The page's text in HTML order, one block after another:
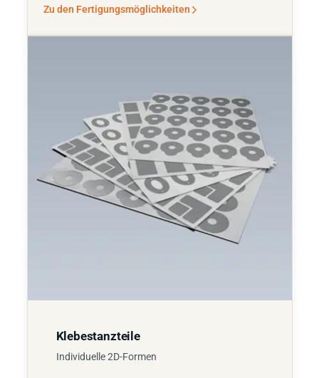
Zu den Fertigungsmöglichkeiten
Klebestanzteile
Individuelle 2D-Formen